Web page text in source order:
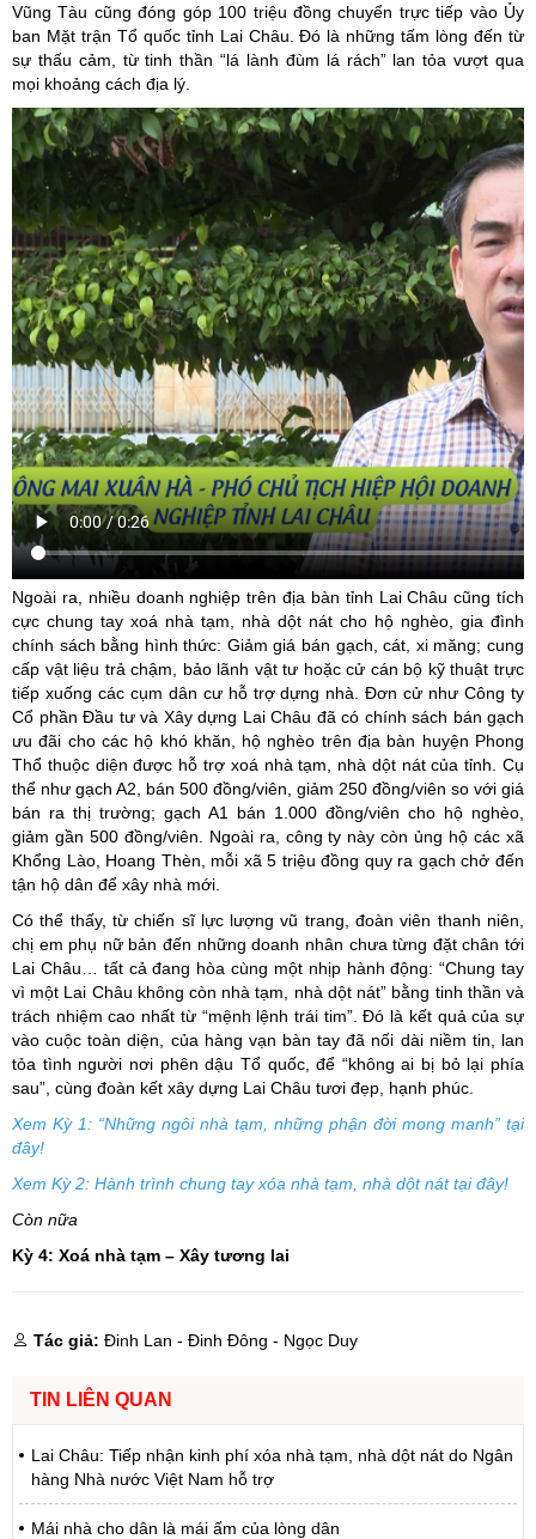
Vũng Tàu cũng đóng góp 100 triệu đồng chuyển trực tiếp vào Ủy
ban Mặt trận Tổ quốc tỉnh Lai Châu. Đó là những tấm lòng đến từ
sự thấu cảm, từ tinh thần “lá lành đùm lá rách” lan tỏa vượt qua
mọi khoảng cách địa lý.
Ngoài ra, nhiều doanh nghiệp trên địa bàn tỉnh Lai Châu cũng tích
cực chung tay xoá nhà tạm, nhà dột nát cho hộ nghèo, gia đình
chính sách bằng hình thức: Giảm giá bán gạch, cát, xi măng; cung
cấp vật liệu trả chậm, bảo lãnh vật tư hoặc cử cán bộ kỹ thuật trực
tiếp xuống các cụm dân cư hỗ trợ dựng nhà. Đơn cử như Công ty
Cổ phần Đầu tư và Xây dựng Lai Châu đã có chính sách bán gạch
ưu đãi cho các hộ khó khăn, hộ nghèo trên địa bàn huyện Phong
Thổ thuộc diện được hỗ trợ xoá nhà tạm, nhà dột nát của tỉnh. Cụ
thể như gạch A2, bán 500 đồng/viên, giảm 250 đồng/viên so với giá
bán ra thị trường; gạch A1 bán 1.000 đồng/viên cho hộ nghèo,
giảm gần 500 đồng/viên. Ngoài ra, công ty này còn ủng hộ các xã
Khổng Lào, Hoang Thèn, mỗi xã 5 triệu đồng quy ra gạch chở đến
tận hộ dân để xây nhà mới.
Có thể thấy, từ chiến sĩ lực lượng vũ trang, đoàn viên thanh niên,
chị em phụ nữ bản đến những doanh nhân chưa từng đặt chân tới
Lai Châu… tất cả đang hòa cùng một nhịp hành động: “Chung tay
vì một Lai Châu không còn nhà tạm, nhà dột nát” bằng tinh thần và
trách nhiệm cao nhất từ “mệnh lệnh trái tim”. Đó là kết quả của sự
vào cuộc toàn diện, của hàng vạn bàn tay đã nối dài niềm tin, lan
tỏa tình người nơi phên dậu Tổ quốc, để “không ai bị bỏ lại phía
sau”, cùng đoàn kết xây dựng Lai Châu tươi đẹp, hạnh phúc.
Xem Kỳ 1: “Những ngôi nhà tạm, những phận đời mong manh” tại
đây!
Xem Kỳ 2: Hành trình chung tay xóa nhà tạm, nhà dột nát tại đây!
Còn nữa
Kỳ 4: Xoá nhà tạm – Xây tương lai
Tác giả: Đinh Lan - Đinh Đông - Ngọc Duy
TIN LIÊN QUAN
Lai Châu: Tiếp nhận kinh phí xóa nhà tạm, nhà dột nát do Ngân
hàng Nhà nước Việt Nam hỗ trợ
Mái nhà cho dân là mái ấm của lòng dân